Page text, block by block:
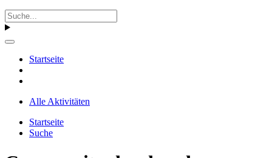
Startseite
Alle Aktivitäten
Startseite
Suche